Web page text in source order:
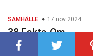
SAMHÄLLE 17 nov 2024
38 Fakta Om
Privilegium